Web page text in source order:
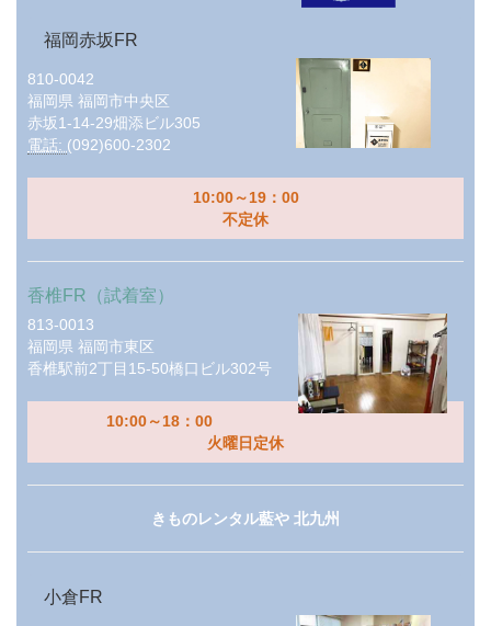
福岡赤坂FR
810-0042
福岡県 福岡市中央区
赤坂1-14-29畑添ビル305
電話: (092)600-2302
10:00～19：00
不定休
香椎FR（試着室）
813-0013
福岡県 福岡市東区
香椎駅前2丁目15-50橋口ビル302号
10:00～18：00
火曜日定休
きものレンタル藍や 北九州
小倉FR